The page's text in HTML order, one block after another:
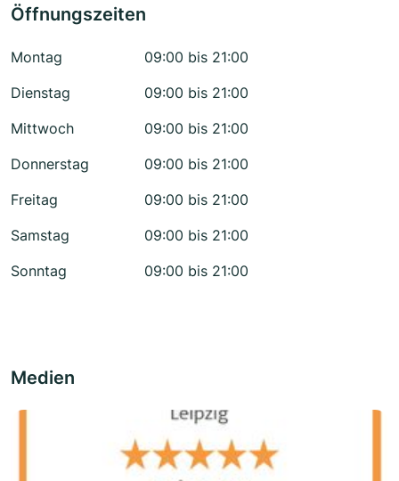
Öffnungszeiten
Montag
09:00 bis 21:00
Dienstag
09:00 bis 21:00
Mittwoch
09:00 bis 21:00
Donnerstag
09:00 bis 21:00
Freitag
09:00 bis 21:00
Samstag
09:00 bis 21:00
Sonntag
09:00 bis 21:00
Medien